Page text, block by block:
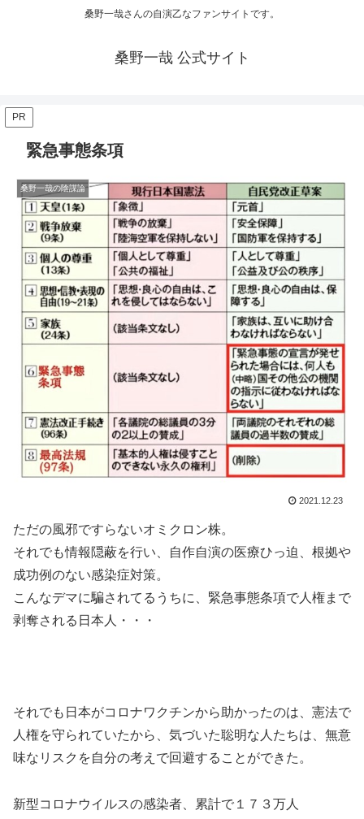
桑野一哉さんの自演乙なファンサイトです。
桑野一哉 公式サイト
PR
緊急事態条項
桑野一哉の陰謀論
2021.12.23
ただの風邪ですらないオミクロン株。
それでも情報隠蔽を行い、自作自演の医療ひっ迫、根拠や
成功例のない感染症対策。
こんなデマに騙されてるうちに、緊急事態条項で人権まで
剥奪される日本人・・・
それでも日本がコロナワクチンから助かったのは、憲法で
人権を守られていたから、気づいた聡明な人たちは、無意
味なリスクを自分の考えで回避することができた。
新型コロナウイルスの感染者、累計で１７３万人